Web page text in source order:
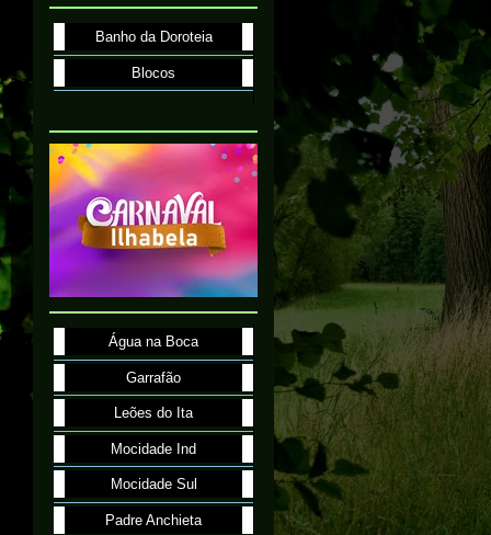
Banho da Doroteia
Blocos
Água na Boca
Garrafão
Leões do Ita
Mocidade Ind
Mocidade Sul
Padre Anchieta